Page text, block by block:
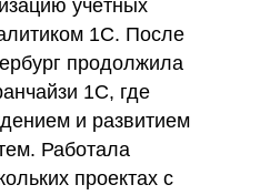
учётных
1С. После
продолжила
1С, где
и развитием
Работала
проектах с